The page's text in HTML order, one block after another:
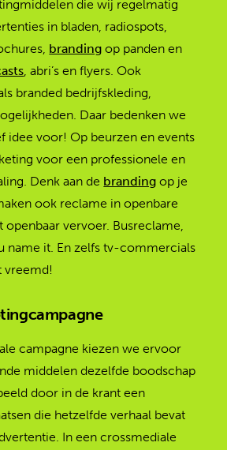
die wij regelmatig
in bladen, radiospots,
branding op panden en
, abri’s en flyers. Ook
branded bedrijfskleding,
Daar bedenken we
idee voor! Op beurzen en events
voor een professionele en
Denk aan de branding op je
ook reclame in openbare
openbaar vervoer. Busreclame,
name it. En zelfs tv-commercials
vreemd!
campagne kiezen we ervoor
middelen dezelfde boodschap
door in de krant een
die hetzelfde verhaal bevat
In een crossmediale